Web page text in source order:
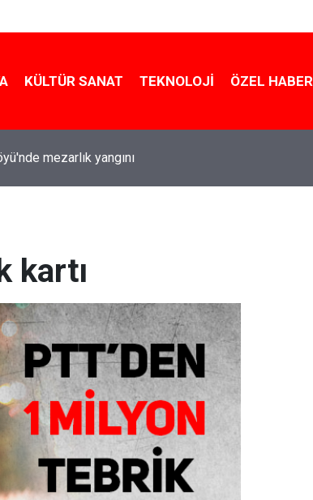
KÜLTÜR SANAT TEKNOLOJI ÖZEL HABER
mezarlık yangını
kartı